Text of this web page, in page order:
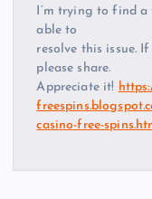
I’m trying to find
able to
resolve this issue.
please share.
Appreciate it!
casino-free-